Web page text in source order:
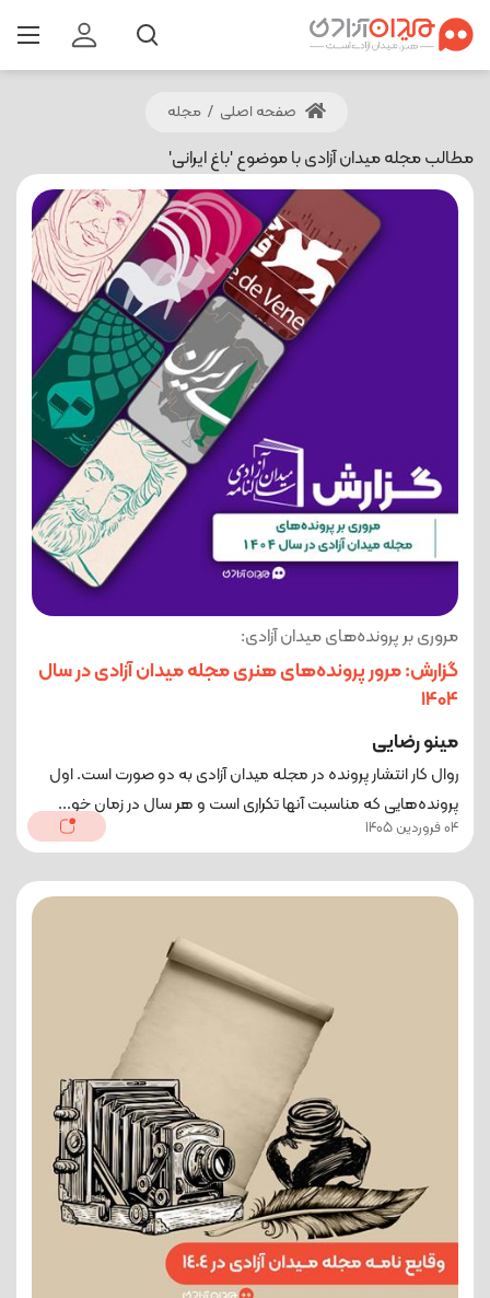
صفحه اصلی / مجله
مطالب مجله میدان آزادی با موضوع 'باغ ایرانی'
مروری بر پرونده‌های میدان آزادی:
گزارش: مرور پرونده‌های هنری مجله میدان آزادی در سال
1404
مینو رضایی
روال کار انتشار پرونده در مجله میدان آزادی به دو صورت است. اول
پرونده‌هایی که مناسبت آنها تکراری است و هر سال در زمان خو...
04 فروردین 1405